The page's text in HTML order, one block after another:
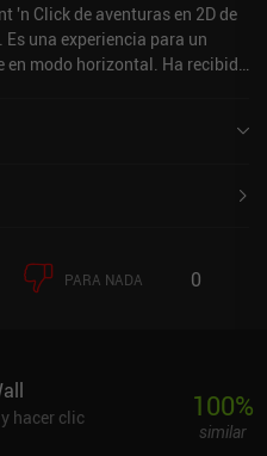
'n Click de aventuras en 2D de
una experiencia para un
en modo horizontal. Ha recibido
y de 4,5 sobre 5,0 en la App
PARA NADA 0
hacer clic
100%
similar